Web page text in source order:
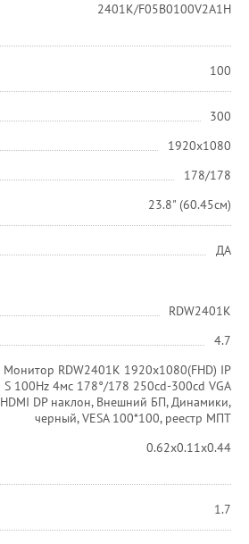
2401K/F05В0100V2A1H
100
300
1920x1080
178/178
23.8" (60.45см)
ДА
RDW2401K
4.7
Монитор RDW2401K 1920x1080(FHD) IP
S 100Hz 4мс 178°/178 250cd-300cd VGA
HDMI DP наклон, Внешний БП, Динамики,
черный, VESA 100*100, реестр МПТ
0.62x0.11x0.44
1.7